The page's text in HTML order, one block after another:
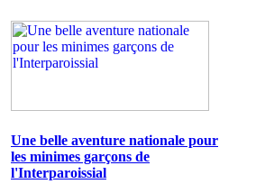
Une belle aventure nationale pour
les minimes garçons de
l'Interparoissial